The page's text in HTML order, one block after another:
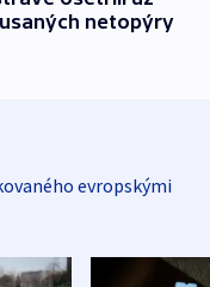
netopýry
evropskými